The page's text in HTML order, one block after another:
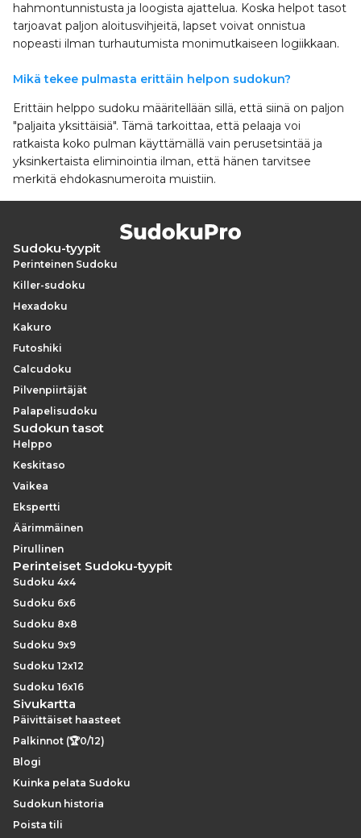
hahmontunnistusta ja loogista ajattelua. Koska helpot tasot
tarjoavat paljon aloitusvihjeitä, lapset voivat onnistua
nopeasti ilman turhautumista monimutkaiseen logiikkaan.
Mikä tekee pulmasta erittäin helpon sudokun?
Erittäin helppo sudoku määritellään sillä, että siinä on paljon
"paljaita yksittäisiä". Tämä tarkoittaa, että pelaaja voi
ratkaista koko pulman käyttämällä vain perusetsintää ja
yksinkertaista eliminointia ilman, että hänen tarvitsee
merkitä ehdokasnumeroita muistiin.
Sudoku-tyypit
Perinteinen Sudoku
Killer-sudoku
Hexadoku
Kakuro
Futoshiki
Calcudoku
Pilvenpiirtäjät
Palapelisudoku
Sudokun tasot
Helppo
Keskitaso
Vaikea
Ekspertti
Äärimmäinen
Pirullinen
Perinteiset Sudoku-tyypit
Sudoku 4x4
Sudoku 6x6
Sudoku 8x8
Sudoku 9x9
Sudoku 12x12
Sudoku 16x16
Sivukartta
Päivittäiset haasteet
Palkinnot (🏆0/12)
Blogi
Kuinka pelata Sudoku
Sudokun historia
Poista tili